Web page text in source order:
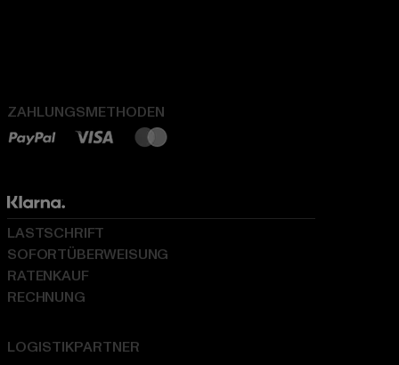
ZAHLUNGSMETHODEN
LOGISTIKPARTNER
LASTSCHRIFT
SOFORTÜBERWEISUNG
RATENKAUF
RECHNUNG